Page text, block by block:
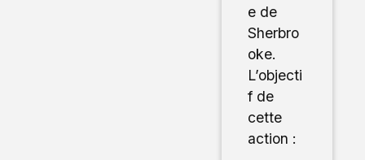
e de
Sherbro
oke.
L’objecti
f de
cette
action :